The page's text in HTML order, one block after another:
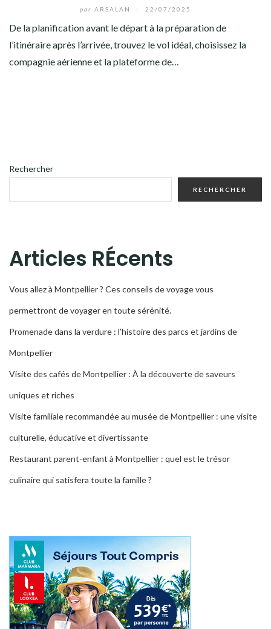
par ARSALAN 22/07/2025
De la planification avant le départ à la préparation de
l’itinéraire après l’arrivée, trouvez le vol idéal, choisissez la
compagnie aérienne et la plateforme de…
Rechercher
RECHERCHER
Articles RÉcents
Vous allez à Montpellier ? Ces conseils de voyage vous
permettront de voyager en toute sérénité.
Promenade dans la verdure : l’histoire des parcs et jardins de
Montpellier
Visite des cafés de Montpellier : À la découverte de saveurs
uniques et riches
Visite familiale recommandée au musée de Montpellier : une visite
culturelle, éducative et divertissante
Restaurant parent-enfant à Montpellier : quel est le trésor
culinaire qui satisfera toute la famille ?